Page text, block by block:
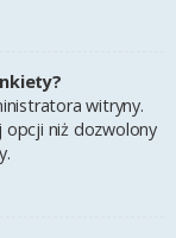
witryny.
opcji niż dozwolony